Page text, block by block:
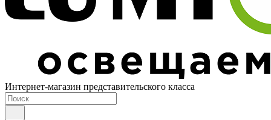
Интернет-магазин представительского класса